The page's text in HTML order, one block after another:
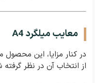
معایب میلگرد A4
در کنار مزایا، این
از انتخاب آن در نظر گرفته